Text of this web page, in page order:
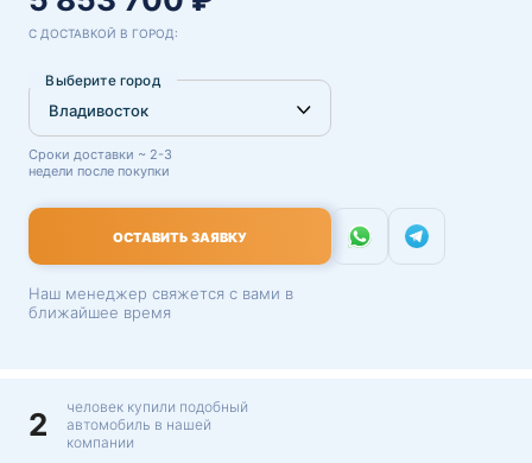
С ДОСТАВКОЙ В ГОРОД:
Выберите город
Сроки доставки ~ 2-3
недели после покупки
ОСТАВИТЬ ЗАЯВКУ
Наш менеджер свяжется с вами в
ближайшее время
2
человек купили подобный
автомобиль в нашей
компании